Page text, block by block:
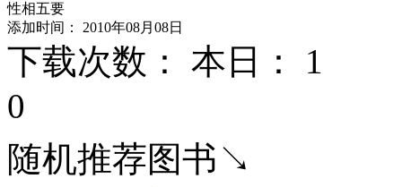
性相五要
添加时间： 2010年08月08日
下载次数： 本日： 1
0
随机推荐图书↘